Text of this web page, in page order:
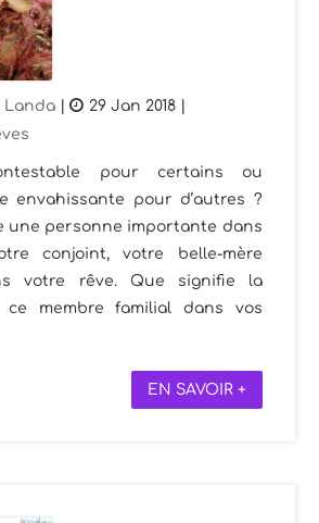
Landa | 29 Jan 2018
pour certains ou
envahissante pour d’autres ?
une personne importante dans
conjoint, votre belle-mère
votre rêve. Que signifie la
ce membre familial dans vos
EN SAVOIR +